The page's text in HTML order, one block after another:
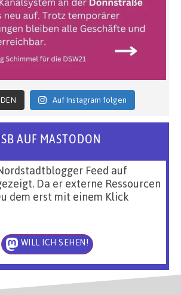
Auf Instagram folgen
AUF MASTODON
Feed auf
Da er externe Ressourcen
dem erst mit einem Klick
WILL ICH SEHEN!